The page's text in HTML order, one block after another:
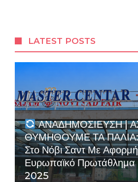
LATEST POSTS
ΑΝΑΔΗΜΟΣΙΕΥΣΗ |
ΘΥΜΗΘΟΥΜΕ ΤΑ ΠΑΛΙΑ:
Στο Νόβι Σαντ Με
Ευρωπαϊκό Πρωτάθλημα
2025